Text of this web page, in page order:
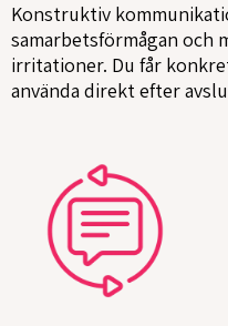
Konstruktiv
samarbetsförmågan och
irritationer. Du får
använda direkt efter